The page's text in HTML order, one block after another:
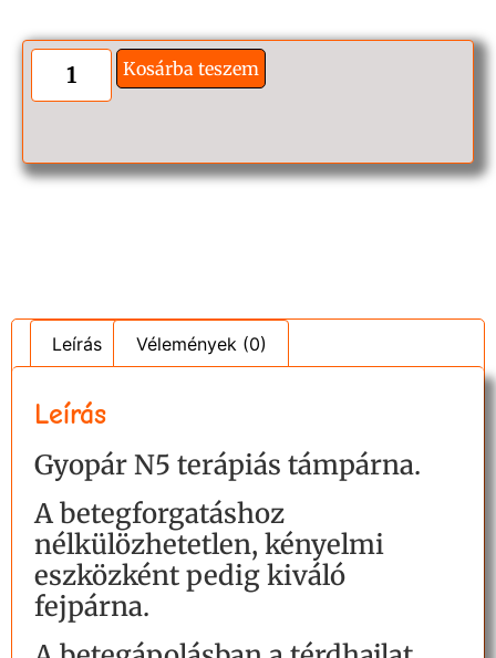
Kosárba teszem
Leírás Vélemények (0)
Leírás
Gyopár N5 terápiás támpárna.
A betegforgatáshoz
nélkülözhetetlen, kényelmi
eszközként pedig kiváló
fejpárna.